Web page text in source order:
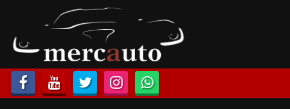
LISTA VEICOLI
ACQUISTIAMO USATO